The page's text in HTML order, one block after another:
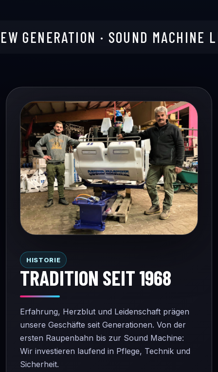
· SOUND MACHINE LUPP ·FEEL
HISTORIE
TRADITION SEIT 1968
Erfahrung, Herzblut und Leidenschaft prägen
unsere Geschäfte seit Generationen. Von der
ersten Raupenbahn bis zur Sound Machine:
Wir investieren laufend in Pflege, Technik und
Sicherheit.